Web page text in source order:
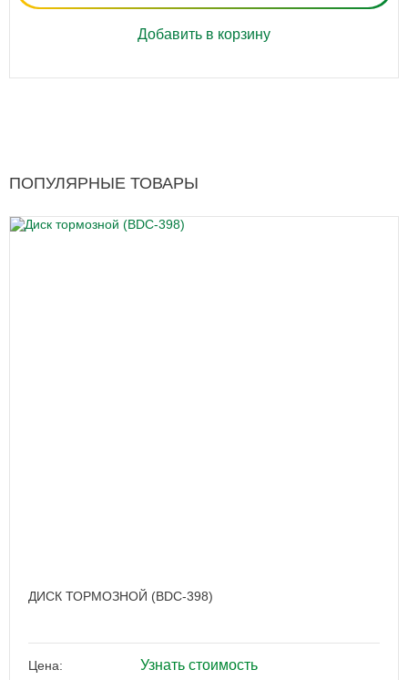
Добавить в корзину
ПОПУЛЯРНЫЕ ТОВАРЫ
ДИСК ТОРМОЗНОЙ (BDC-398)
Цена: Узнать стоимость